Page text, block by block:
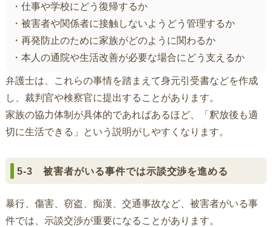
・仕事や学校にどう復帰するか
・被害者や関係者に接触しないようどう管理するか
・再発防止のために家族がどのように関わるか
・本人の通院や生活改善が必要な場合にどう支えるか
弁護士は、これらの事情を踏まえて身元引受書などを作成
し、裁判官や検察官に提出することがあります。
家族の協力体制が具体的であればあるほど、「釈放後も適
切に生活できる」という説明がしやすくなります。
5-3 被害者がいる事件では示談交渉を進める
暴行、傷害、窃盗、痴漢、交通事故など、被害者がいる事
件では、示談交渉が重要になることがあります。